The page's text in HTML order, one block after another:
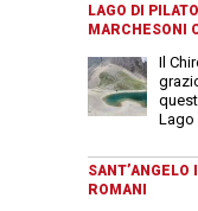
LAGO DI
MARCHESONI
Il
Lago
SANT’ANGELO
ROMANI